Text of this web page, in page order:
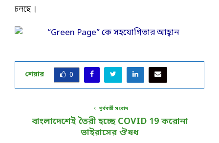
চলছে।
শেয়ার 0
পূর্ববর্তী সংবাদ
বাংলাদেশেই তৈরী হচ্ছে COVID 19 করোনা
ভাইরাসের ঔষধ